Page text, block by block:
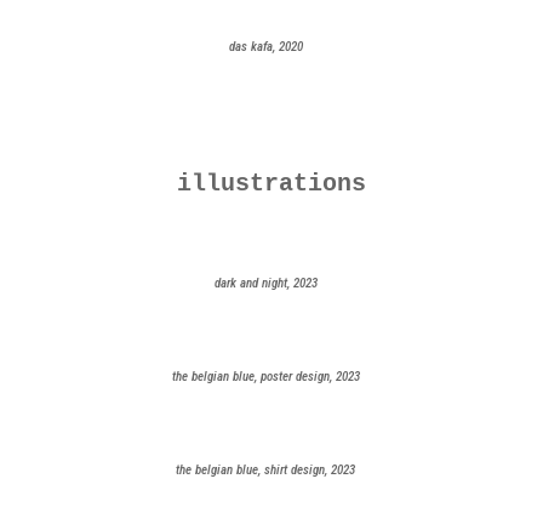
das kafa, 2020
illustrations
dark and night, 2023
the belgian blue, poster design, 2023
the belgian blue, shirt design, 2023